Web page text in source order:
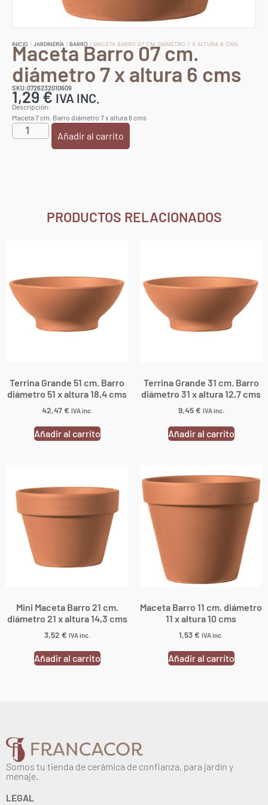
INICIO / JARDINERÍA / BARRO / MACETA BARRO 07 CM. DIÁMETRO 7 X ALTURA 6 CMS
Maceta Barro 07 cm.
diámetro 7 x altura 6 cms
SKU:0726232010609
1,29€ IVA INC.
Descripción:
Maceta 7 cm. Barro diámetro 7 x altura 6 cms
Añadir al carrito
PRODUCTOS RELACIONADOS
Terrina Grande 51 cm. Barro
diámetro 51 x altura 18,4 cms
42,47€ IVA inc.
Añadir al carrito
Terrina Grande 31 cm. Barro
diámetro 31 x altura 12,7 cms
9,45€ IVA inc.
Añadir al carrito
Mini Maceta Barro 21 cm.
diámetro 21 x altura 14,3 cms
3,52 € IVA inc.
Añadir al carrito
Maceta Barro 11 cm. diámetro
11 x altura 10 cms
1,53€ IVA inc.
Añadir al carrito
Somos tu tienda de cerámica de confianza, para jardín y
menaje.
LEGAL